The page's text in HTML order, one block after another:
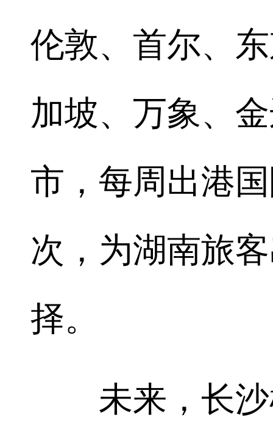
伦敦、首尔、
加坡、万象、
市，每周出港
次，为湖南旅
择。
未来，长沙